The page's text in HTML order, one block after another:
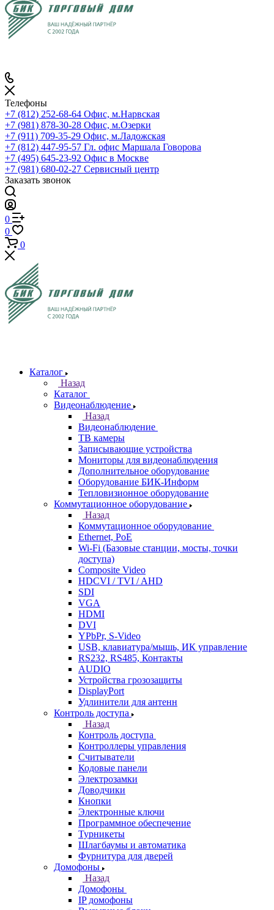
Телефоны
+7 (812) 252-68-64 Офис, м.Нарвская
+7 (981) 878-30-28 Офис, м.Озерки
+7 (911) 709-35-29 Офис, м.Ладожская
+7 (812) 447-95-57 Гл. офис Маршала Говорова
+7 (495) 645-23-92 Офис в Москве
+7 (981) 680-02-27 Сервисный центр
Заказать звонок
0
0
0
Каталог
Назад
Каталог
Видеонаблюдение
Назад
Видеонаблюдение
ТВ камеры
Записывающие устройства
Мониторы для видеонаблюдения
Дополнительное оборудование
Оборудование БИК-Информ
Тепловизионное оборудование
Коммутационное оборудование
Назад
Коммутационное оборудование
Ethernet, PoE
Wi-Fi (Базовые станции, мосты, точки
доступа)
Composite Video
HDCVI / TVI / AHD
SDI
VGA
HDMI
DVI
YPbPr, S-Video
USB, клавиатура/мышь, ИК управление
RS232, RS485, Контакты
AUDIO
Устройства грозозащиты
DisplayPort
Удлинители для антенн
Контроль доступа
Назад
Контроль доступа
Контроллеры управления
Считыватели
Кодовые панели
Электрозамки
Доводчики
Кнопки
Электронные ключи
Программное обеспечение
Турникеты
Шлагбаумы и автоматика
Фурнитура для дверей
Домофоны
Назад
Домофоны
IP домофоны